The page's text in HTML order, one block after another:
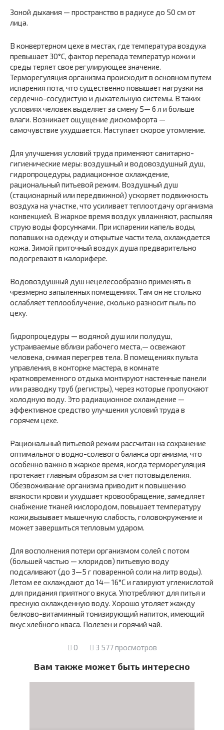
Зоной дыхания — пространство в радиусе до 50 см от
лица.
В конвертерном цехе в местах, где температура воздуха
превышает 30°С, фактор перепада температур кожи и
среды теряет свое регулирующее значение.
Терморегуляция организма происходит в основном путем
испарения пота, что существенно повышает нагрузки на
сердечно-сосудистую и дыхательную системы. В таких
условиях человек выделяет за смену 5— 6 л и больше
влаги. Возникает ощущение дискомфорта —
самочувствие ухудшается. Наступает скорое утомление.
Для улучшения условий труда применяют санитарно-
гигиенические меры: воздушный и водовоздушный душ,
гидропроцедуры, радиационное охлаждение,
рациональный питьевой режим. Воздушный душ
(стационарный или передвижной) ускоряет подвижность
воздуха на участке, что усиливает теплоотдачу организма
конвекцией. В жаркое время воздух увлажняют, распыляя
струю воды форсунками. При испарении капель воды,
попавших на одежду и открытые части тела, охлаждается
кожа. Зимой приточный воздух душа предварительно
подогревают в калорифере.
Водовоздушный душ нецелесообразно применять в
чрезмерно запыленных помещениях. Там он не столько
ослабляет теплооблучение, сколько разносит пыль по
цеху.
Гидропроцедуры — водяной душ или полудуш,
устраиваемые вблизи рабочего места,— освежают
человека, снимая перегрев тела. В помещениях пульта
управления, в конторке мастера, в комнате
кратковременного отдыха монтируют настенные панели
или разводку труб (регистры), через которые пропускают
холодную воду. Это радиационное охлаждение —
эффективное средство улучшения условий труда в
горячем цехе.
Рациональный питьевой режим рассчитан на сохранение
оптимального водно-солевого баланса организма, что
особенно важно в жаркое время, когда терморегуляция
протекает главным образом за счет потовыделения.
Обезвоживание организма приводит к повышению
вязкости крови и ухудшает кровообращение, замедляет
снабжение тканей кислородом, повышает температуру
кожи,вызывает мышечную слабость, головокружение и
может завершиться тепловым ударом.
Для восполнения потери организмом солей с потом
(большей частью — хлоридов) питьевую воду
подсаливают (до 3—5 г поваренной соли на литр воды).
Летом ее охлаждают до 14— 16°С и газируют углекислотой
для придания приятного вкуса. Употребляют для питья и
пресную охлажденную воду. Хорошо утоляет жажду
белково-витаминный тонизирующий напиток, имеющий
вкус хлебного кваса. Полезен и горячий чай.
0 3 577 просмотров
Вам также может быть интересно